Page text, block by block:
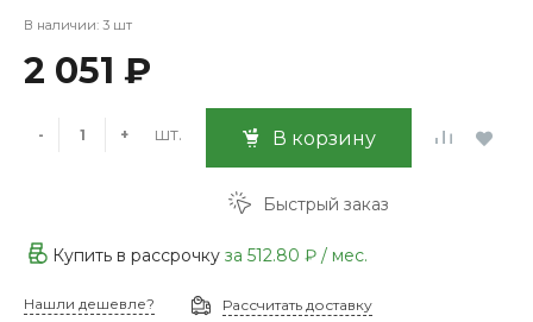
В наличии: 3 шт
2 051 ₽
- + шт. В корзину
Быстрый заказ
Купить в рассрочку за 512.80 ₽ / мес.
Нашли дешевле? Рассчитать доставку